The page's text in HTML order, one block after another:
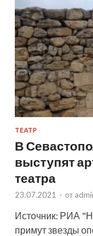
ТЕАТР
В
выступят
театра
23.07.2021 - от
Источник: РИА
примут звезды